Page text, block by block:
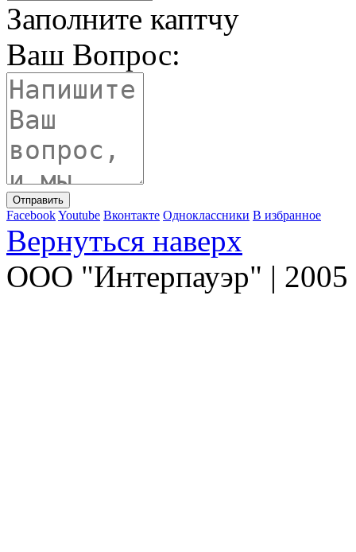
Заполните каптчу
Ваш Вопрос:
FacebookYoutube Вконтакте Одноклассники В избранное
Вернуться наверх
ООО "Интерпауэр" | 2005